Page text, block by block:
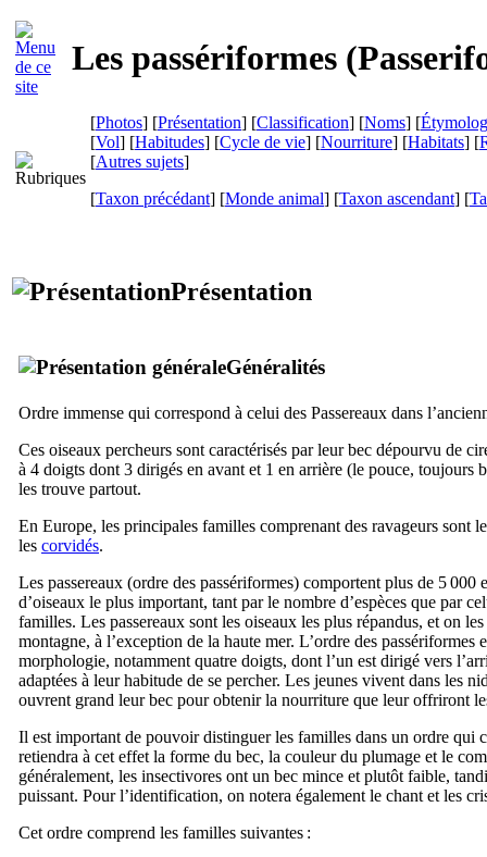
Les passériformes (
[Photos] [Présentation] [Classification] [Noms] [
[Vol] [Habitudes] [Cycle de vie] [Nourriture] [Habitats] [
[Autres sujets]
[Taxon précédant] [Monde animal] [Taxon ascendant] [
Présentation
Généralités
Ordre immense qui correspond à celui des Passereaux dans
Ces oiseaux percheurs sont caractérisés par leur bec dépourvu de
à 4 doigts dont 3 dirigés en avant et 1 en arrière (le pouce,
les trouve partout.
En Europe, les principales familles comprenant des ravageurs sont
les corvidés.
Les passereaux (ordre des passériformes) comportent plus de 5
d’oiseaux le plus important, tant par le nombre d’espèces que par
familles. Les passereaux sont les oiseaux les plus répandus, et on
montagne, à l’exception de la haute mer. L’ordre des passériformes
morphologie, notamment quatre doigts, dont l’un est dirigé vers
adaptées à leur habitude de se percher. Les jeunes vivent dans les
ouvrent grand leur bec pour obtenir la nourriture que leur offriront
Il est important de pouvoir distinguer les familles dans un ordre qui
retiendra à cet effet la forme du bec, la couleur du plumage et le
généralement, les insectivores ont un bec mince et plutôt faible,
puissant. Pour l’identification, on notera également le chant et les
Cet ordre comprend les familles suivantes :